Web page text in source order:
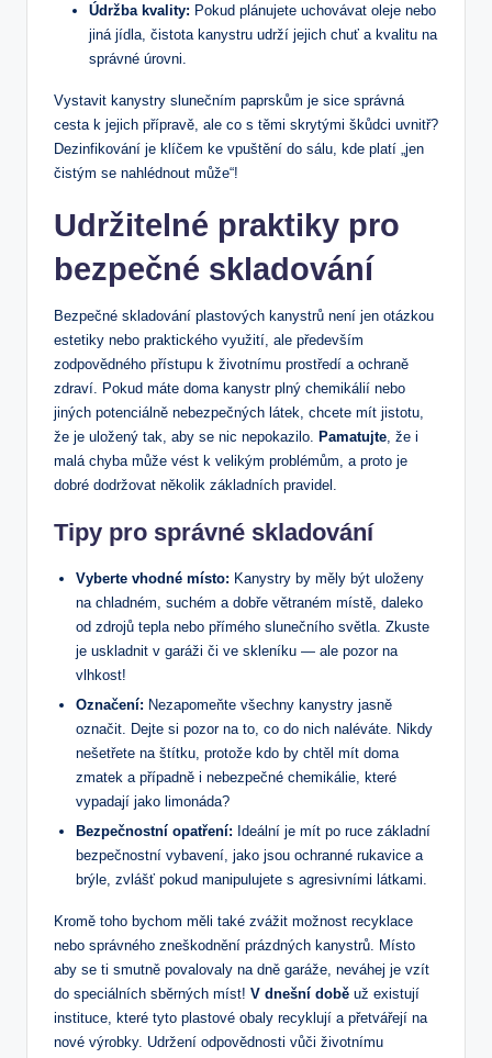
Údržba kvality: Pokud plánujete uchovávat oleje nebo
jiná jídla, čistota kanystru udrží jejich chuť a kvalitu na
správné úrovni.
Vystavit kanystry slunečním paprskům je sice správná
cesta k jejich přípravě, ale co s těmi skrytými škůdci uvnitř?
Dezinfikování je klíčem ke vpuštění do sálu, kde platí „jen
čistým se nahlédnout může“!
Udržitelné praktiky pro
bezpečné skladování
Bezpečné skladování plastových kanystrů není jen otázkou
estetiky nebo praktického využití, ale především
zodpovědného přístupu k životnímu prostředí a ochraně
zdraví. Pokud máte doma kanystr plný chemikálií nebo
jiných potenciálně nebezpečných látek, chcete mít jistotu,
že je uložený tak, aby se nic nepokazilo.
Pamatujte , že i
malá chyba může vést k velikým problémům, a proto je
dobré dodržovat několik základních pravidel.
Tipy pro správné skladování
Vyberte vhodné místo: Kanystry by měly být uloženy
na chladném, suchém a dobře větraném místě, daleko
od zdrojů tepla nebo přímého slunečního světla. Zkuste
je uskladnit v garáži či ve skleníku — ale pozor na
vlhkost!
Označení: Nezapomeňte všechny kanystry jasně
označit. Dejte si pozor na to, co do nich naléváte. Nikdy
nešetřete na štítku, protože kdo by chtěl mít doma
zmatek a případně i nebezpečné chemikálie, které
vypadají jako limonáda?
Bezpečnostní opatření: Ideální je mít po ruce základní
bezpečnostní vybavení, jako jsou ochranné rukavice a
brýle, zvlášť pokud manipulujete s agresivními látkami.
Kromě toho bychom měli také zvážit možnost recyklace
nebo správného zneškodnění prázdných kanystrů. Místo
aby se ti smutně povalovaly na dně garáže, neváhej je vzít
do speciálních sběrných míst! V dnešní době už existují
instituce, které tyto plastové obaly recyklují a přetvářejí na
nové výrobky. Udržení odpovědnosti vůči životnímu